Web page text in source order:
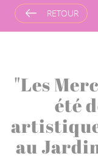
RETOUR
"Les
été
au